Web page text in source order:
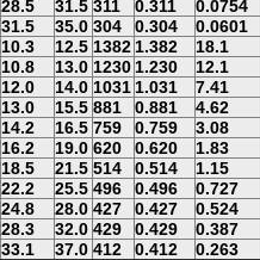
28.5 31.5 311 0.311 0.0754
31.5 35.0 304 0.304 0.0601
10.3 12.5 1382 1.382 18.1
10.8 13.0 1230 1.230 12.1
12.0 14.0 1031 1.031 7.41
13.0 15.5 881 0.881 4.62
14.2 16.5 759 0.759 3.08
16.2 19.0 620 0.620 1.83
18.5 21.5 514 0.514 1.15
22.2 25.5 496 0.496 0.727
24.8 28.0 427 0.427 0.524
28.3 32.0 429 0.429 0.387
33.1 37.0 412 0.412 0.263